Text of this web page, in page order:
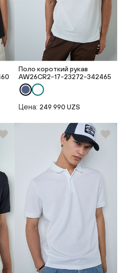
Поло короткий рукав
AW26CR2-17-23272-342465
Цена: 249 990 UZS